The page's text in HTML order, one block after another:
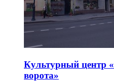
Культурный центр
ворота»